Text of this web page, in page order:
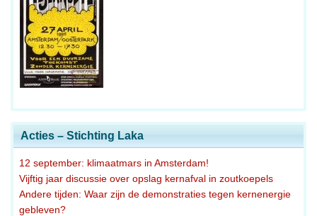
Acties – Stichting Laka
12 september: klimaatmars in Amsterdam!
Vijftig jaar discussie over opslag kernafval in zoutkoepels
Andere tijden: Waar zijn de demonstraties tegen kernenergie
gebleven?